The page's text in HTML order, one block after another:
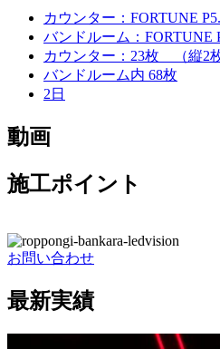
カウンター：FORTUNE
バンドルーム：FORTUNE
カウンター：23枚 （縦2枚
バンドルーム内 68枚
2日
動画
施工ポイント
お問い合わせ
最新実績